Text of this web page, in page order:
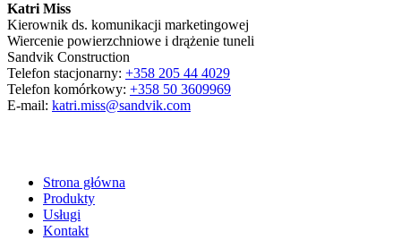
Katri Miss
Kierownik ds. komunikacji marketingowej
Wiercenie powierzchniowe i drążenie tuneli
Sandvik Construction
Telefon stacjonarny: +358 205 44 4029
Telefon komórkowy: +358 50 3609969
E-mail: katri.miss@sandvik.com
Strona główna
Produkty
Usługi
Kontakt